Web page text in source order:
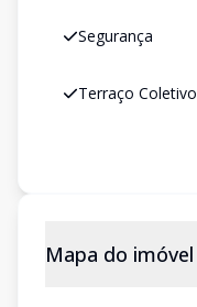
Segurança
Terraço Coletivo
Mapa do imóvel